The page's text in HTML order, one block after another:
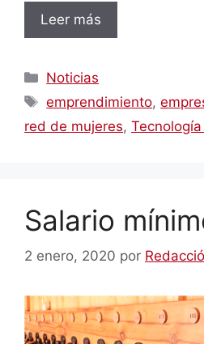
Leer más
Categorías
Noticias
Etiquetas
emprendimiento,
red de mujeres,
Salario
2 enero, 2020 por